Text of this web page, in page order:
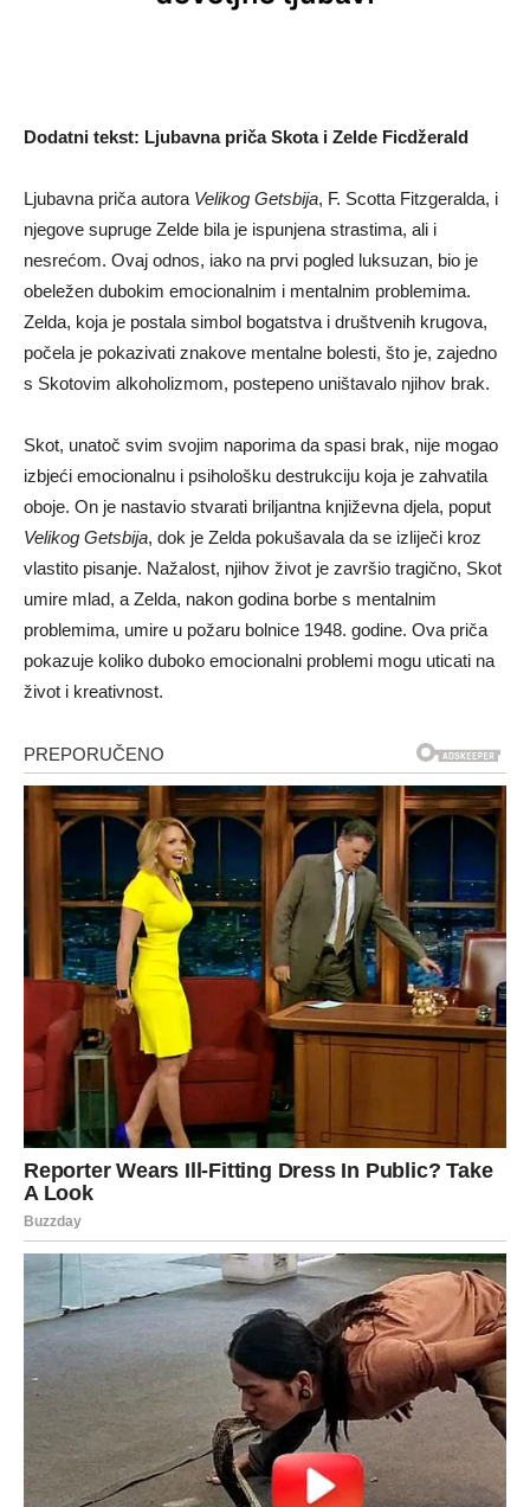
Dodatni tekst: Ljubavna priča Skota i Zelde Ficdžerald
Ljubavna priča autora Velikog Getsbija, F. Scotta Fitzgeralda, i
njegove supruge Zelde bila je ispunjena strastima, ali i
nesrećom. Ovaj odnos, iako na prvi pogled luksuzan, bio je
obeležen dubokim emocionalnim i mentalnim problemima.
Zelda, koja je postala simbol bogatstva i društvenih krugova,
počela je pokazivati znakove mentalne bolesti, što je, zajedno
s Skotovim alkoholizmom, postepeno uništavalo njihov brak.
Skot, unatoč svim svojim naporima da spasi brak, nije mogao
izbjeći emocionalnu i psihološku destrukciju koja je zahvatila
oboje. On je nastavio stvarati briljantna književna djela, poput
Velikog Getsbija, dok je Zelda pokušavala da se izliječi kroz
vlastito pisanje. Nažalost, njihov život je završio tragično, Skot
umire mlad, a Zelda, nakon godina borbe s mentalnim
problemima, umire u požaru bolnice 1948. godine. Ova priča
pokazuje koliko duboko emocionalni problemi mogu uticati na
život i kreativnost.